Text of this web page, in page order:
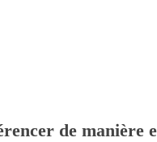
de manière